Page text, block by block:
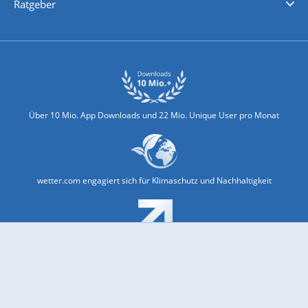
Ratgeber
Über 10 Mio. App Downloads und 22 Mio. Unique User pro Monat
wetter.com engagiert sich für Klimaschutz und Nachhaltigkeit